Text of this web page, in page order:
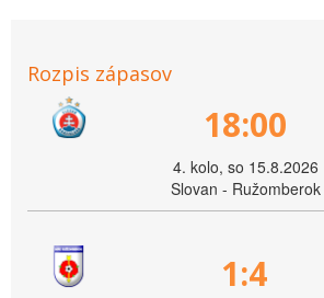
Rozpis zápasov
18:00
4. kolo, so 15.8.2026
Slovan - Ružomberok
1:4